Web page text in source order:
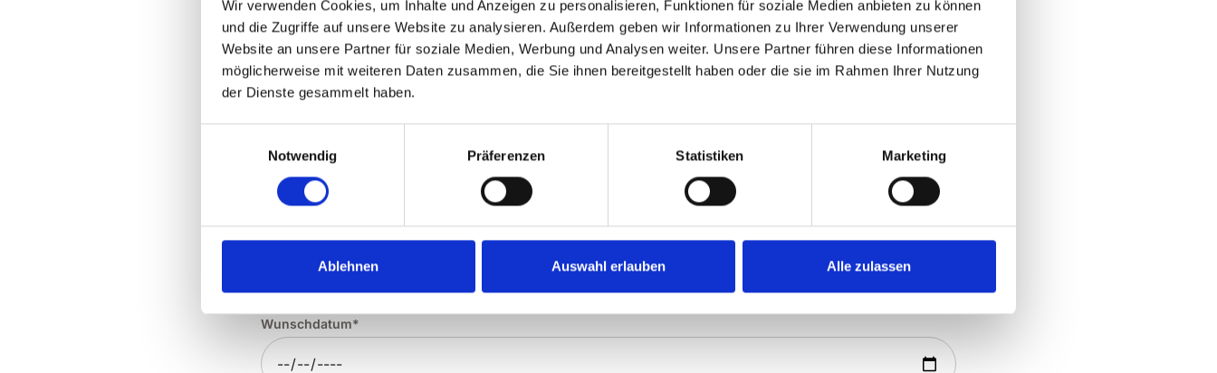
Wir verwenden Cookies, um Inhalte und Anzeigen zu personalisieren, Funktionen für soziale Medien anbieten zu können
und die Zugriffe auf unsere Website zu analysieren. Außerdem geben wir Informationen zu Ihrer Verwendung unserer
Website an unsere Partner für soziale Medien, Werbung und Analysen weiter. Unsere Partner führen diese Informationen
möglicherweise mit weiteren Daten zusammen, die Sie ihnen bereitgestellt haben oder die sie im Rahmen Ihrer Nutzung
der Dienste gesammelt haben.
Notwendig
Präferenzen Statistiken Marketing
Ablehnen Auswahl erlauben Alle zulassen
Vorname* Nachname*
Straße & Hausnummer* Postleitzahl*
Wunschdatum*